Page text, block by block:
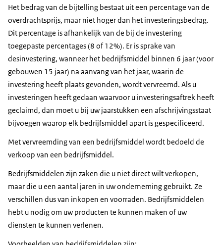
Het bedrag van de bijtelling bestaat uit een percentage van de
overdrachtsprijs, maar niet hoger dan het investeringsbedrag.
Dit percentage is afhankelijk van de bij de investering
toegepaste percentages (8 of 12%). Er is sprake van
desinvestering, wanneer het bedrijfsmiddel binnen 6 jaar (voor
gebouwen 15 jaar) na aanvang van het jaar, waarin de
investering heeft plaats gevonden, wordt vervreemd. Als u
investeringen heeft gedaan waarvoor u investeringsaftrek heeft
geclaimd, dan moet u bij uw jaarstukken een afschrijvingsstaat
bijvoegen waarop elk bedrijfsmiddel apart is gespecificeerd.
Met vervreemding van een bedrijfsmiddel wordt bedoeld de
verkoop van een bedrijfsmiddel.
Bedrijfsmiddelen zijn zaken die u niet direct wilt verkopen,
maar die u een aantal jaren in uw onderneming gebruikt. Ze
verschillen dus van inkopen en voorraden. Bedrijfsmiddelen
hebt u nodig om uw producten te kunnen maken of uw
diensten te kunnen verlenen.